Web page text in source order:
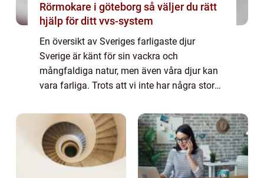
Rörmokare i göteborg så väljer du rätt
hjälp för ditt vvs-system
En översikt av Sveriges farligaste djur
Sverige är känt för sin vackra och
mångfaldiga natur, men även våra djur kan
vara farliga. Trots att vi inte har några stora
ändå djur i Sverige som kan vara potentie...